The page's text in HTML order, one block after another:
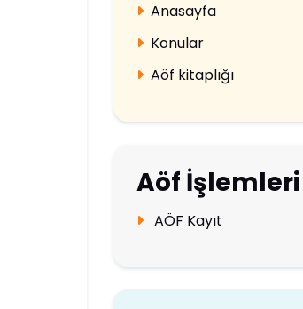
Anasayfa
Konular
Aöf kitaplığı
Aöf İşlemleri
AÖF Kayıt